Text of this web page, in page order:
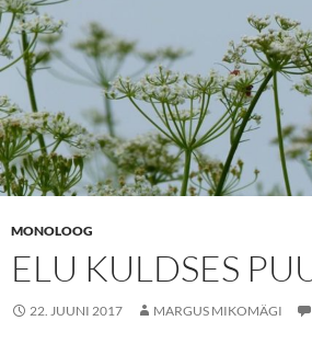
MONOLOOG
ELU KULDSES
22. JUUNI 2017 MARGUS MIKOMÄGI